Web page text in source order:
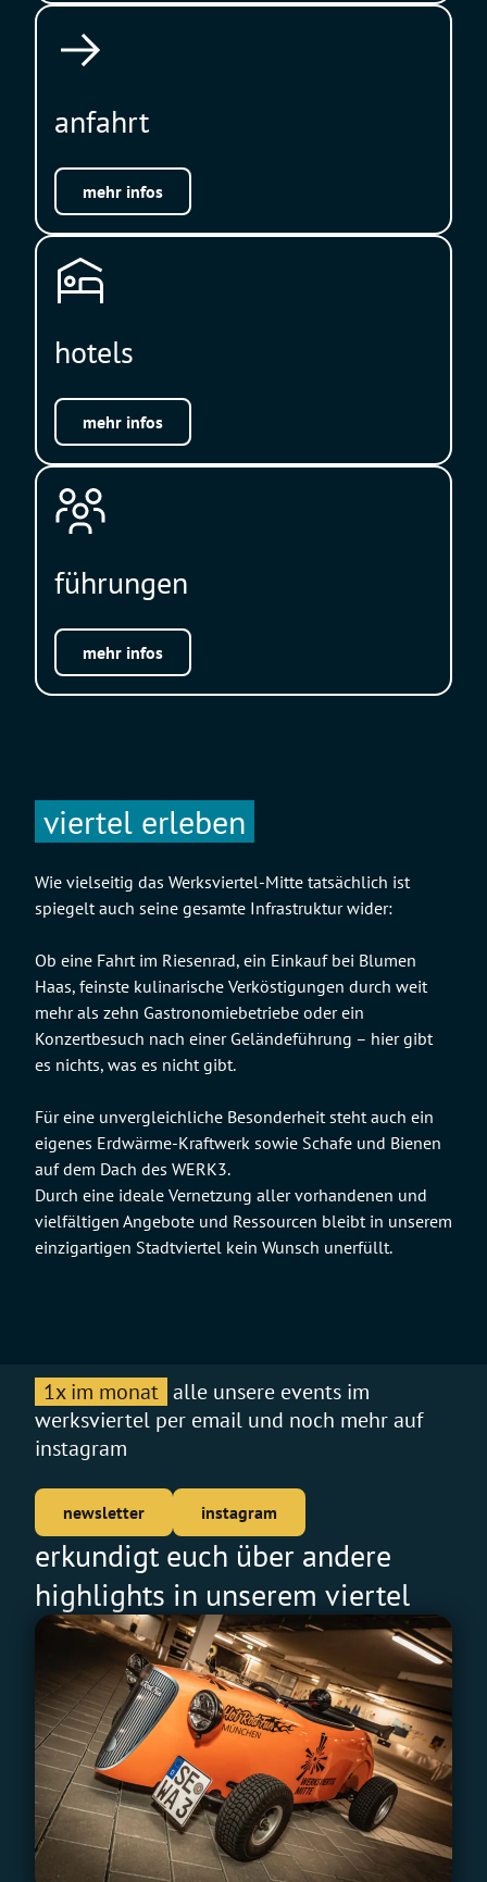
anfahrt
mehr infos
hotels
mehr infos
führungen
mehr infos
viertel erleben
Wie vielseitig das Werksviertel-Mitte tatsächlich ist
spiegelt auch seine gesamte Infrastruktur wider:
Ob eine Fahrt im Riesenrad, ein Einkauf bei Blumen
Haas, feinste kulinarische Verköstigungen durch weit
mehr als zehn Gastronomiebetriebe oder ein
Konzertbesuch nach einer Geländeführung – hier gibt
es nichts, was es nicht gibt.
Für eine unvergleichliche Besonderheit steht auch ein
eigenes Erdwärme-Kraftwerk sowie Schafe und Bienen
auf dem Dach des WERK3.
Durch eine ideale Vernetzung aller vorhandenen und
vielfältigen Angebote und Ressourcen bleibt in unserem
einzigartigen Stadtviertel kein Wunsch unerfüllt.
1x im monat alle unsere events im
werksviertel per email und noch mehr auf
instagram
newsletter instagram
erkundigt euch über andere
highlights in unserem viertel